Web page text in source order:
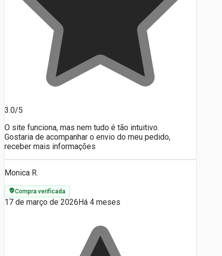
3.0/5
O site funciona, mas nem tudo é tão intuitivo.
Gostaria de acompanhar o envio do meu pedido,
receber mais informações
Monica R.
Compra verificada
17 de março de 2026Há 4 meses